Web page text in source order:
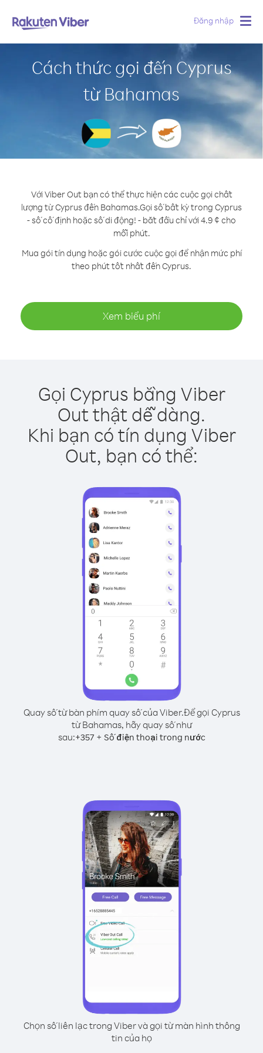
Đăng nhập
Cách thức gọi đến Cyprus
từ Bahamas
Với Viber Out bạn có thể thực hiện các cuộc gọi chất
lượng từ Cyprus đến Bahamas.Gọi số bất kỳ trong Cyprus
- số cố định hoặc số di động! - bắt đầu chỉ với 4.9 ¢ cho
mỗi phút.
Mua gói tín dụng hoặc gói cước cuộc gọi để nhận mức phí
theo phút tốt nhất đến Cyprus.
Xem biểu phí
Gọi Cyprus bằng Viber
Out thật dễ dàng.
Khi bạn có tín dụng Viber
Out, bạn có thể:
Quay số từ bàn phím quay số của Viber.Để gọi Cyprus
từ Bahamas, hãy quay số như
sau:+357+ Số điện thoại trong nước
Chọn số liên lạc trong Viber và gọi từ màn hình thông
tin của họ